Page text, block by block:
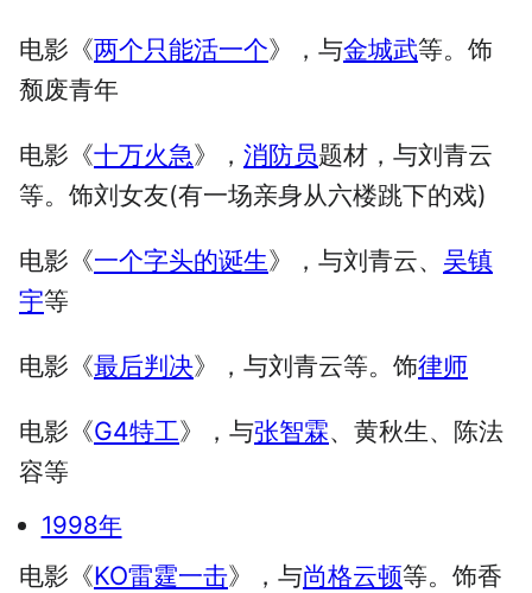
电影《两个只能活一个》，与金城武等。饰
颓废青年
电影《十万火急》， 消防员题材，与刘青云
等。饰刘女友(有一场亲身从六楼跳下的戏)
电影《一个字头的诞生》，与刘青云、 吴镇
宇等
电影《最后判决》，与刘青云等。饰律师
电影《G4特工》，与张智霖、黄秋生、陈法
容等
1998年
电影《KO雷霆一击》，与尚格云顿等。饰香